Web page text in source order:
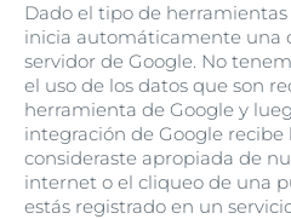
Dado el tipo de
inicia automáticamente una
servidor de Google. No
el uso de los datos que son
herramienta de Google y
integración de Google
consideraste apropiada de
internet o el cliqueo de una
estás registrado en un